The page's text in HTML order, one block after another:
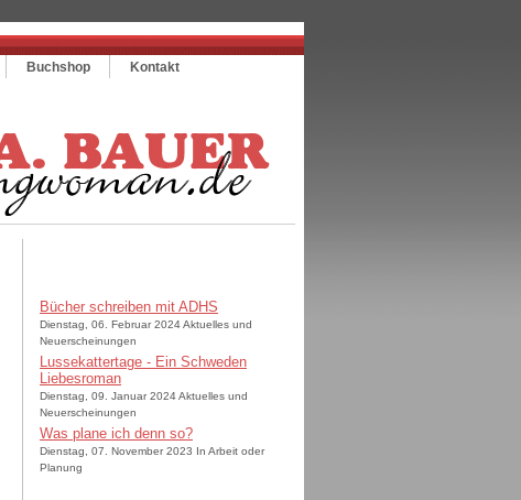
Buchshop Kontakt
Bücher schreiben mit ADHS
Dienstag, 06. Februar 2024 Aktuelles und
Neuerscheinungen
Lussekattertage - Ein Schweden
Liebesroman
Dienstag, 09. Januar 2024 Aktuelles und
Neuerscheinungen
Was plane ich denn so?
Dienstag, 07. November 2023 In Arbeit oder
Planung